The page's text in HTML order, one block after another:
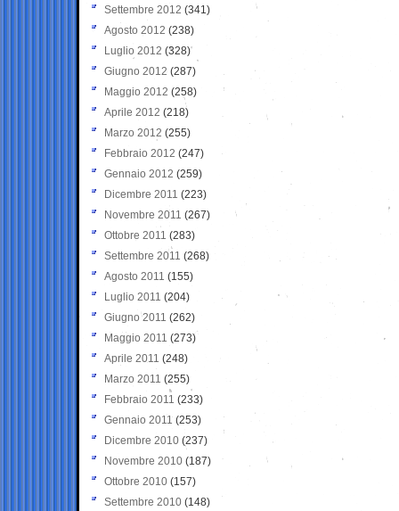
Settembre 2012 (341)
Agosto 2012 (238)
Luglio 2012 (328)
Giugno 2012 (287)
Maggio 2012 (258)
Aprile 2012 (218)
Marzo 2012 (255)
Febbraio 2012 (247)
Gennaio 2012 (259)
Dicembre 2011 (223)
Novembre 2011 (267)
Ottobre 2011 (283)
Settembre 2011 (268)
Agosto 2011 (155)
Luglio 2011 (204)
Giugno 2011 (262)
Maggio 2011 (273)
Aprile 2011 (248)
Marzo 2011 (255)
Febbraio 2011 (233)
Gennaio 2011 (253)
Dicembre 2010 (237)
Novembre 2010 (187)
Ottobre 2010 (157)
Settembre 2010 (148)